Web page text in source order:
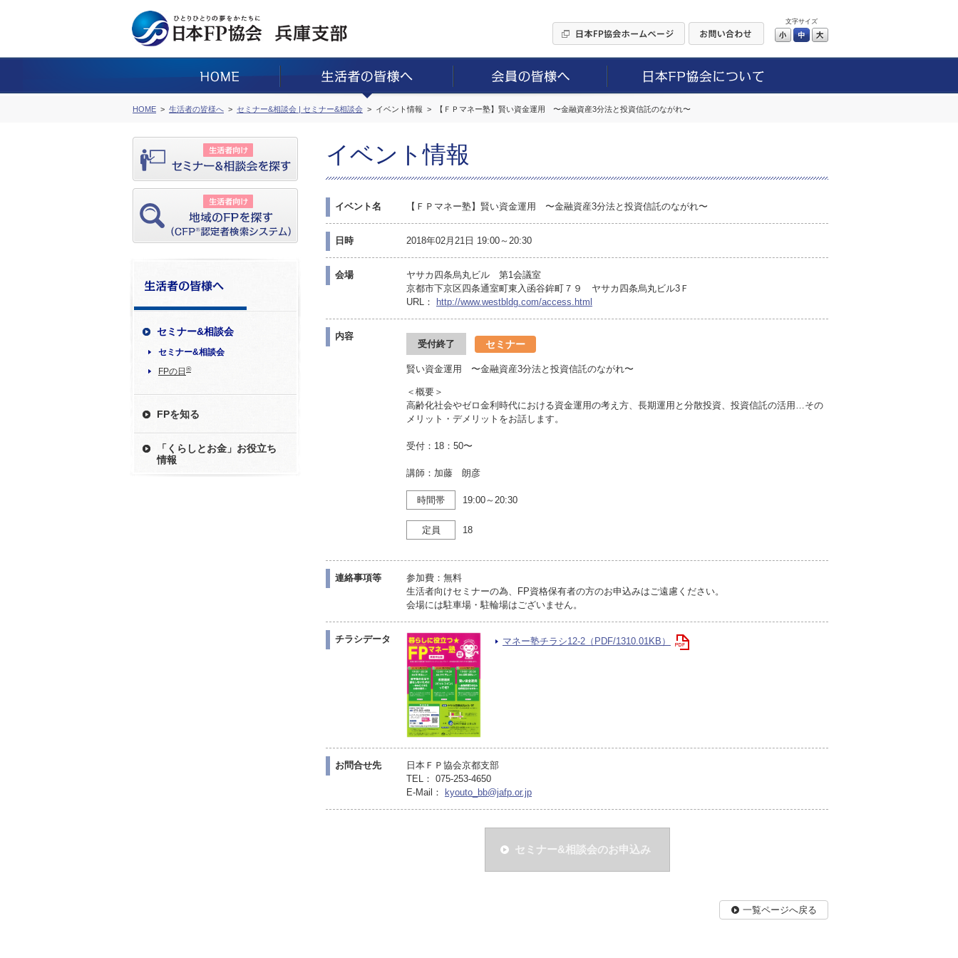
文字サイズ
小 中
HOME 生活者の皆様へ セミナー&相談会 | セミナー&相談会 イベント情報 【ＦＰマネー塾】賢い資金運用 〜金融資産3分法と投資信託のながれ〜
セミナー&相談会
セミナー&相談会
FPの日 ®
FPを知る
「くらしとお金」お役立ち
情報
イベント情報
イベント名 【ＦＰマネー塾】賢い資金運用 〜金融資産3分法と投資信託のながれ〜
日時 2018年02月21日 19:00～20:30
会場
ヤサカ四条烏丸ビル 第1会議室
京都市下京区四条通室町東入函谷鉾町７９ ヤサカ四条烏丸ビル3Ｆ
URL：
http://www.westbldg.com/access.html
内容
受付終了 セミナー
賢い資金運用 〜金融資産3分法と投資信託のながれ〜
＜概要＞
高齢化社会やゼロ金利時代における資金運用の考え方、長期運用と分散投資、投資信託の活用…その
メリット・デメリットをお話します。
受付：18：50〜
講師：加藤 朗彦
時間帯 19:00～20:30
定員 18
連絡事項等
参加費：無料
生活者向けセミナーの為、FP資格保有者の方のお申込みはご遠慮ください。
会場には駐車場・駐輪場はございません。
チラシデータ マネー塾チラシ12-2（PDF/1310.01KB）
お問合せ先
日本ＦＰ協会京都支部
TEL： 075-253-4650
E-Mail：
kyouto_bb@jafp.or.jp
セミナー&相談会のお申込み
一覧ページへ戻る